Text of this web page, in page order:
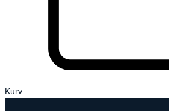
Kurv